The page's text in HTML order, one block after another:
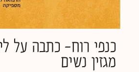
כנפי רוח- כתבה על
מגזין נשים